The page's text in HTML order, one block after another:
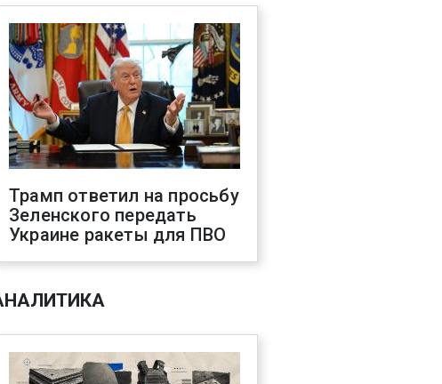
Трамп ответил на просьбу
Зеленского передать
Украине ракеты для ПВО